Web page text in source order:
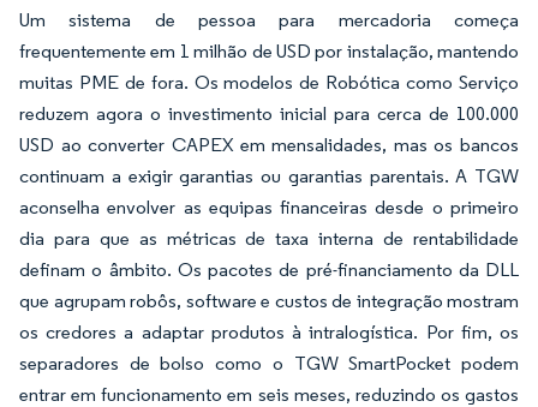
Um sistema de pessoa para mercadoria começa
frequentemente em 1 milhão de USD por instalação, mantendo
muitas PME de fora. Os modelos de Robótica como Serviço
reduzem agora o investimento inicial para cerca de 100.000
USD ao converter CAPEX em mensalidades, mas os bancos
continuam a exigir garantias ou garantias parentais. A TGW
aconselha envolver as equipas financeiras desde o primeiro
dia para que as métricas de taxa interna de rentabilidade
definam o âmbito. Os pacotes de pré-financiamento da DLL
que agrupam robôs, software e custos de integração mostram
os credores a adaptar produtos à intralogística. Por fim, os
separadores de bolso como o TGW SmartPocket podem
entrar em funcionamento em seis meses, reduzindo os gastos